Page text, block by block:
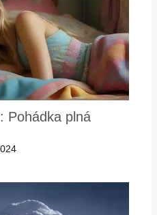
Pohádka plná